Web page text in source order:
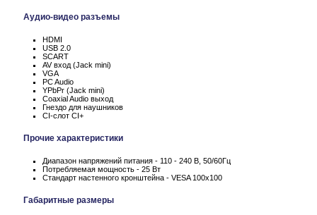
Аудио-видео разъемы
HDMI
USB 2.0
SCART
AV вход (Jack mini)
VGA
PC Audio
YPbPr (Jack mini)
Coaxial Audio выход
Гнездо для наушников
CI-слот CI+
Прочие характеристики
Диапазон напряжений питания - 110 - 240 В, 50/60Гц
Потребляемая мощность - 25 Вт
Стандарт настенного кронштейна - VESA 100x100
Габаритные размеры